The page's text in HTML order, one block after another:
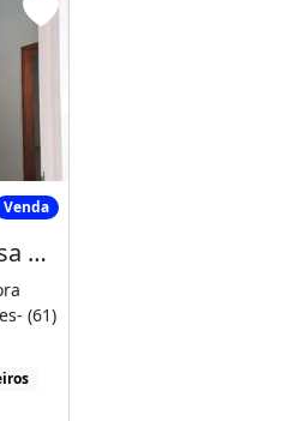
Casa em Planaltina Df Me Ligue
Venda
Vendo Ótima Casa em Planaltina Df Me Ligue
(61)